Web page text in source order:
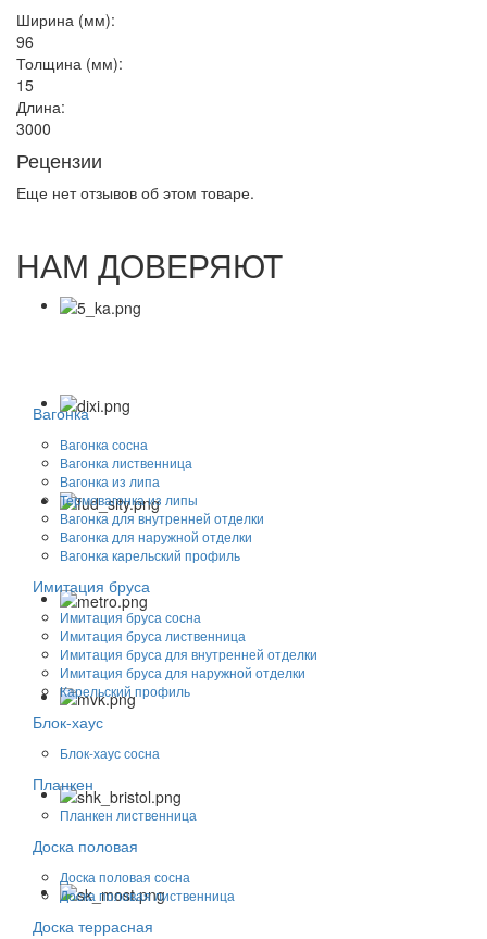
Ширина (мм):
96
Толщина (мм):
15
Длина:
3000
Рецензии
Еще нет отзывов об этом товаре.
НАМ ДОВЕРЯЮТ
Вагонка
Вагонка сосна
Вагонка лиственница
Вагонка из липа
Термовагонка из липы
Вагонка для внутренней отделки
Вагонка для наружной отделки
Вагонка карельский профиль
Имитация бруса
Имитация бруса сосна
Имитация бруса лиственница
Имитация бруса для внутренней отделки
Имитация бруса для наружной отделки
Карельский профиль
Блок-хаус
Блок-хаус сосна
Планкен
Планкен лиственница
Доска половая
Доска половая сосна
Доска половая лиственница
Доска террасная